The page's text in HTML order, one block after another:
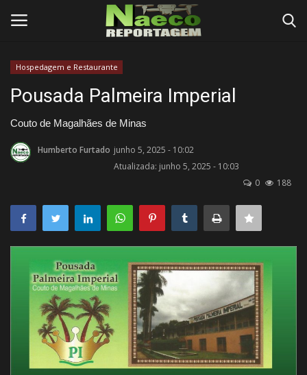
Início
Termos e Condições
Negócios
Tutoriais
Testes
Quem Somos
Galeria
Hospedagem e Restaurante
Pousada Palmeira Imperial
Couto de Magalhães de Minas
Humberto Furtado junho 5, 2025 - 10:02
Atualizada: junho 5, 2025 - 10:03
0
188